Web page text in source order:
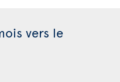
vers le